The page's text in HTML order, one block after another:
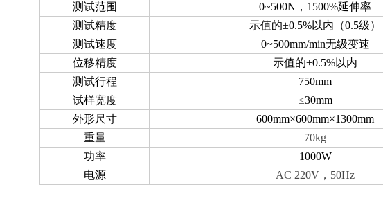
测试范围
0~500N ， 1500%延伸率
测试精度
示值的±0.5%以内（0.5级）
测试速度
0~500mm/min无级变速
位移精度
示值的±0.5%以内
测试行程
750mm
试样宽度
≤30mm
外形尺寸
600mm×600mm×1300mm
重量
70kg
功率
1000W
电源
AC 220V，50Hz